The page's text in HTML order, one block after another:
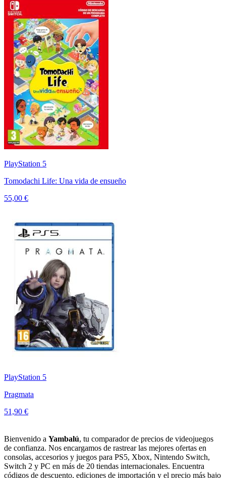
PlayStation 5
Tomodachi Life: Una vida de ensueño
55,00 €
PlayStation 5
Pragmata
51,90 €
Bienvenido a Yambalú, tu comparador de precios de videojuegos
de confianza. Nos encargamos de rastrear las mejores ofertas en
consolas, accesorios y juegos para PS5, Xbox, Nintendo Switch,
Switch 2 y PC en más de 20 tiendas internacionales. Encuentra
códigos de descuento, ediciones de importación y el precio más bajo